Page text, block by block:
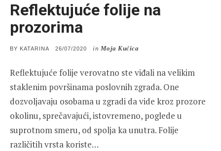
Reflektujuće folije na
prozorima
BY KATARINA
POSTED
26/07/2020 in Moja Kućica
Reflektujuće folije verovatno ste viđali na velikim
staklenim površinama poslovnih zgrada. One
dozvoljavaju osobama u zgradi da vide kroz prozore
okolinu, sprečavajući, istovremeno, poglede u
suprotnom smeru, od spolja ka unutra. Folije
različitih vrsta koriste…